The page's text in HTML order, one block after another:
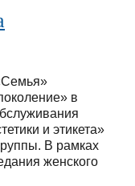
в
и этикета»
В рамках
женского